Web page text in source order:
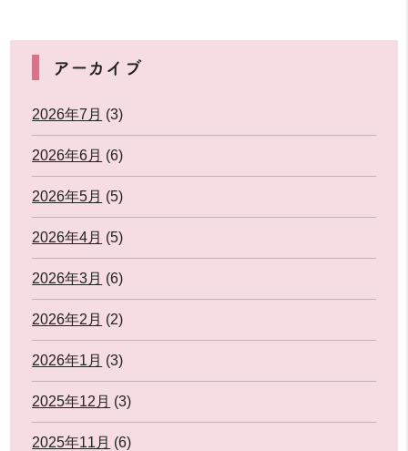
アーカイブ
2026年7月 (3)
2026年6月 (6)
2026年5月 (5)
2026年4月 (5)
2026年3月 (6)
2026年2月 (2)
2026年1月 (3)
2025年12月 (3)
2025年11月 (6)